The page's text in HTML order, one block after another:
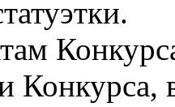
Конкурса,